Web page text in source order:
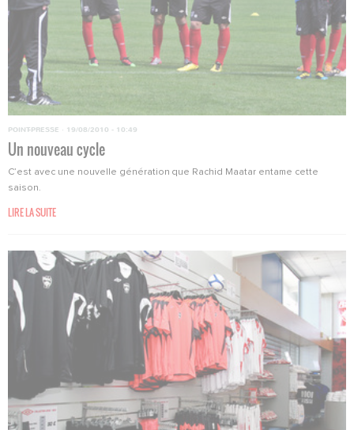
POINT-PRESSE · 19/08/2010 - 10:49
Un nouveau cycle
C’est avec une nouvelle génération que Rachid Maatar entame cette
saison.
LIRE LA SUITE